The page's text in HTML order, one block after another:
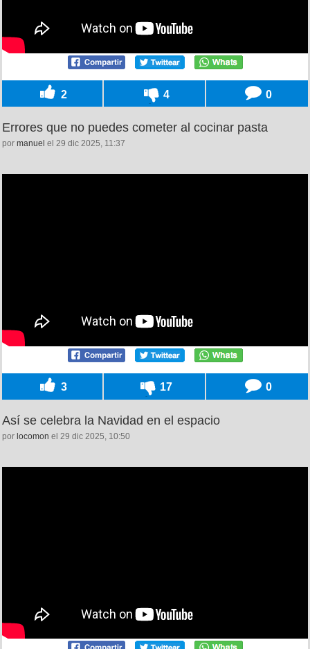
2 4 0
Errores que no puedes cometer al cocinar pasta
por manuel el 29 dic 2025, 11:37
3 17 0
Así se celebra la Navidad en el espacio
por locomon el 29 dic 2025, 10:50